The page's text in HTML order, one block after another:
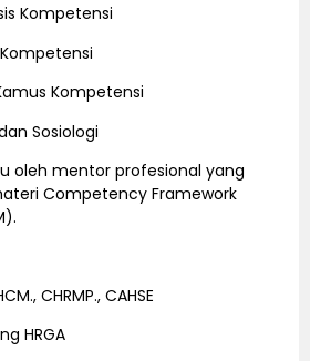
Kompetensi
Kompetensi
Sosiologi
oleh mentor profesional yang
Competency Framework
CHRMP., CAHSE
HRGA